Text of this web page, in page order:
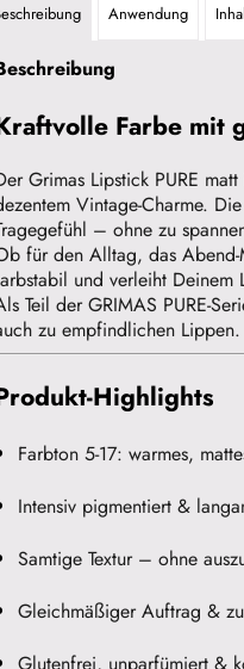
Anwendung
Farbe mit
Grimas Lipstick PURE
Vintage-Charme.
– ohne zu
für den Alltag, das Abend-
und verleiht Deinem
Teil der GRIMAS PURE-
zu empfindlichen Lippen.
Highlights
Farbton 5-17: warmes,
Intensiv pigmentiert &
Samtige Textur – ohne
Gleichmäßiger Auftrag &